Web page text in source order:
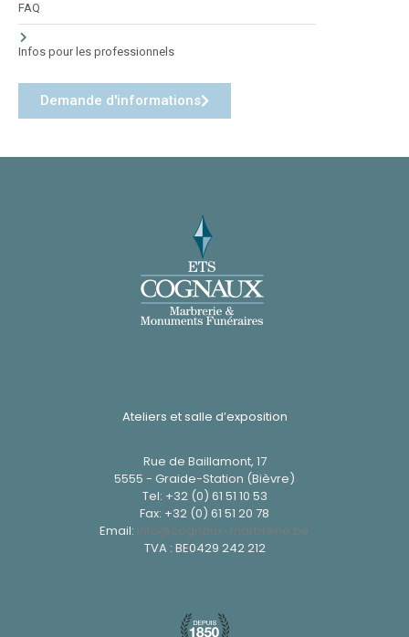
FAQ
Infos pour les professionnels
Demande d'informations
Ateliers et salle d’exposition
Rue de Baillamont, 17
5555 - Graide-Station (Bièvre)
Tel: +32 (0) 61 51 10 53
Fax: +32 (0) 61 51 20 78
Email: info@cognaux-marbrerie.be
TVA : BE0429 242 212